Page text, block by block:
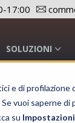
e di profilazione
vuoi saperne di
su Impostazioni
17:00
SOLUZIONI